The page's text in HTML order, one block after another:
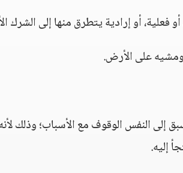
أو إرادية يتطرق منها إلى الشرك
على الأرض.
النفس الوقوف مع الأسباب؛ وذلك
إليه.